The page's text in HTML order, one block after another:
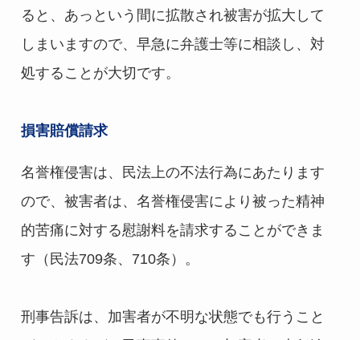
ると、あっという間に拡散され被害が拡大して
しまいますので、早急に弁護士等に相談し、対
処することが大切です。
損害賠償請求
名誉権侵害は、民法上の不法行為にあたります
ので、被害者は、名誉権侵害により被った精神
的苦痛に対する慰謝料を請求することができま
す（民法709条、710条）。
刑事告訴は、加害者が不明な状態でも行うこと